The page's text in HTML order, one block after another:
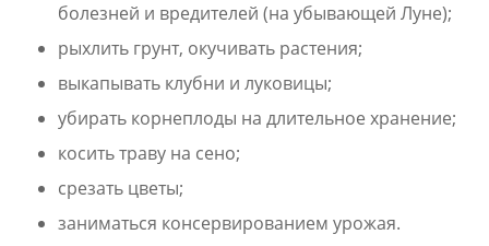
болезней и вредителей (на убывающей Луне);
рыхлить грунт, окучивать растения;
выкапывать клубни и луковицы;
убирать корнеплоды на длительное хранение;
косить траву на сено;
срезать цветы;
заниматься консервированием урожая.